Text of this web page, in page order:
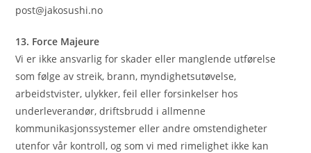
post@jakosushi.no
13. Force Majeure
Vi er ikke ansvarlig for skader eller manglende utførelse
som følge av streik, brann, myndighetsutøvelse,
arbeidstvister, ulykker, feil eller forsinkelser hos
underleverandør, driftsbrudd i allmenne
kommunikasjonssystemer eller andre omstendigheter
utenfor vår kontroll, og som vi med rimelighet ikke kan